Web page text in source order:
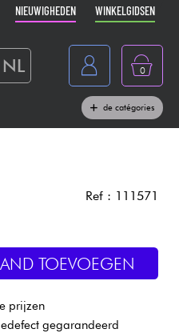
NIEUWIGHEDEN WINKELGIDSEN
NL 0
de catégories
Ref : 111571
TOEVOEGEN
prijzen
gegarandeerd